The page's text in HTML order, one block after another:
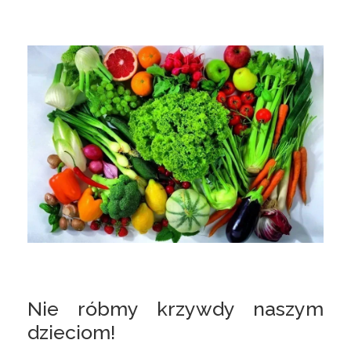
Nie róbmy krzywdy naszym
dzieciom!